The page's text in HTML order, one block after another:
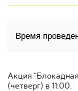
Время
Акция
(четверг) в 11:00.